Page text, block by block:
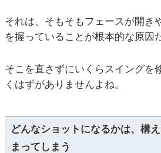
それは、そもそもフェースが開き
を握っていることが根本的な原因
そこを直さずにいくらスイングを
くはずがありませんよね。
どんなショットになるかは、構
まってしまう